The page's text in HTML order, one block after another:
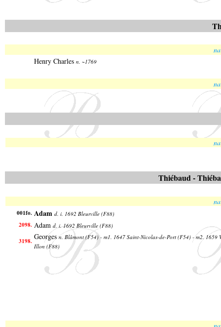
Henry Charles n. ~1769
Thiébaud -
001fo. Adam d. i. 1692 Bleurville (F88)
2098. Adam d. i. 1692 Bleurville (F88)
3198. Georges n. Blâmont (F54) - m1. 1647 Saint-Nicolas-de-Port (F54) - m2. 1659
Illon (F88)